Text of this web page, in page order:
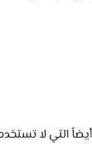
التي لا تستخدم